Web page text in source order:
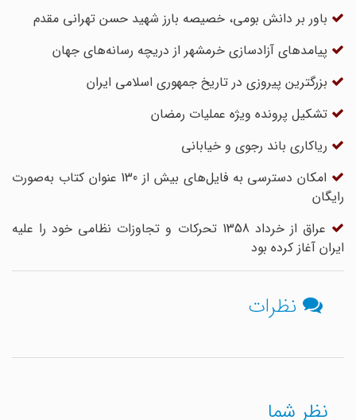
باور بر دانش بومی، خصیصه بارز شهید حسن تهرانی مقدم
پیامدهای آزادسازی خرمشهر از دریچه رسانه‌های جهان
بزرگترین پیروزی در تاریخ جمهوری اسلامی ایران
تشکیل پرونده ویژه عملیات رمضان
ریاکاری باند رجوی و خیابانی
امکان دسترسی به فایل‌های بیش از 130 عنوان کتاب به‌صورت
رایگان
عراق از خرداد 1358 تحرکات و تجاوزات نظامی خود را علیه
ایران آغاز کرده بود
نظرات
نظر شما